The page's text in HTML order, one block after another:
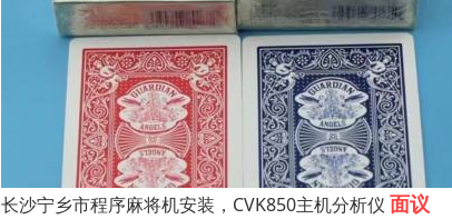
长沙宁乡市程序麻将机安装，CVK850主机分析仪 面议